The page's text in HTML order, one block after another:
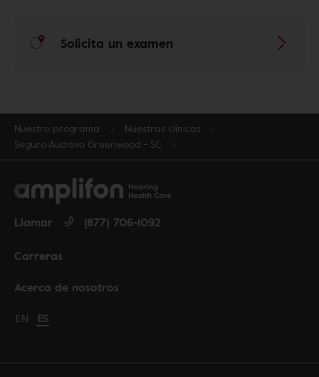
Solicita un examen
Nuestro programa
Nuestras clínicas
Seguro Auditivo Greenwood - SC
Acerca de nosotros
Carreras
Llamar (877) 706-1092
Change language to English
EN Cambiar idioma a español
ES